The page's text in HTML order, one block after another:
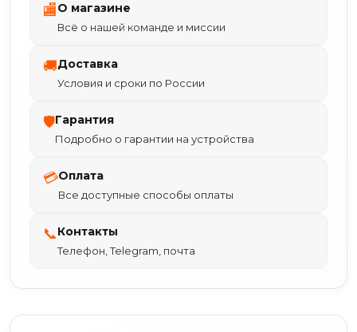
🏬О магазине
Всё о нашей команде и миссии
🚚Доставка
Условия и сроки по России
🛡Гарантия
Подробно о гарантии на устройства
💳Оплата
Все доступные способы оплаты
📞Контакты
Телефон, Telegram, почта